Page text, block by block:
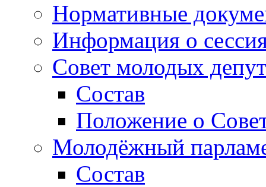
Нормативные
Информация о
Совет молодых
Состав
Положение о
Молодёжный
Состав